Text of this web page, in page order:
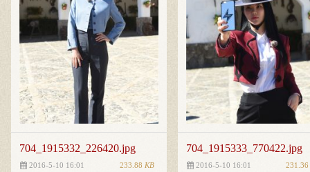
704_1915332_226420.jpg
2016-5-10 16:01 233.88 KB
704_1915333_770422.jpg
2016-5-10 16:01 231.36